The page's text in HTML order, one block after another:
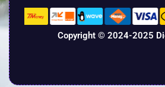
Copyright © 2024-2025